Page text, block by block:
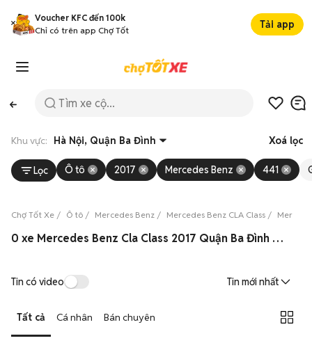
Voucher KFC đến 100k
Chỉ có trên app Chợ Tốt
Tải app
Khu vực: Hà Nội, Quận Ba Đình Xoá lọc
Lọc Ô tô 2017 Mercedes Benz 441
Chợ Tốt Xe Ô tô Mercedes Benz Mercedes Benz CLA Class
0 xe Mercedes Benz Cla Class 2017 Quận Ba Đình 08/2026
Tin có video Tin mới nhất
Tất cả Cá nhân Bán chuyên